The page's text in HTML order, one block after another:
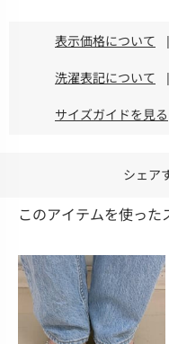
表示価格について
洗濯表記について |
サイズガイドを見る
シェア
このアイテムを使った